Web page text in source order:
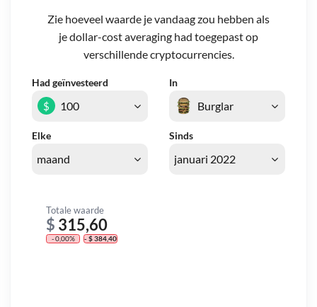
Zie hoeveel waarde je vandaag zou hebben als
je dollar-cost averaging had toegepast op
verschillende cryptocurrencies.
Had geïnvesteerd In
Elke Sinds
$
Totale waarde
$ 315,60
- 0,00% - $ 384,40